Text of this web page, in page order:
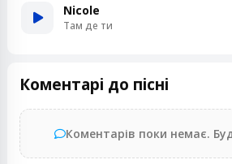
Nicole
Там де ти
Коментарі до пісні
Коментарів поки немає.